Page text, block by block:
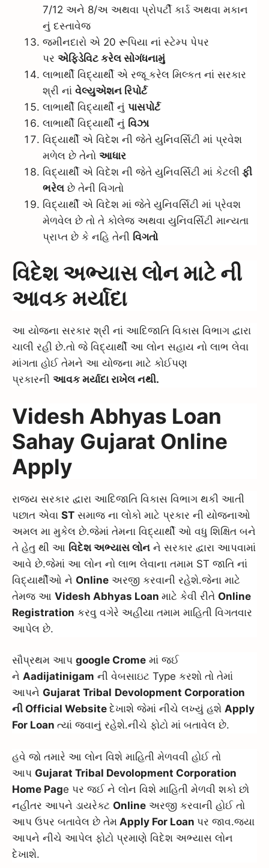
7/12 અને 8/અ અથવા પ્રોપર્ટી કાર્ડ અથવા મકાન
નું દસ્તાવેજ
જમીનદારો એ 20 રૂપિયા નાં સ્ટેમ્પ પેપર
પર એફિડેવિટ કરેલ સોગંધનામું
લાભાર્થી વિદ્યાર્થી એ રજૂ કરેલ મિલ્કત નાં સરકાર
શ્રી નાં વેલ્યુએશન રિપોર્ટ
લાભાર્થી વિદ્યાર્થી નું પાસપોર્ટ
લાભાર્થી વિદ્યાર્થી નું વિઝા
વિદ્યાર્થી એ વિદેશ ની જેતે યુનિવર્સિટી માં પ્રવેશ
મળેલ છે તેનો આધાર
વિદ્યાર્થી એ વિદેશ ની જેતે યુનિવર્સિટી માં કેટલી ફી
ભરેલ છે તેની વિગતો
વિદ્યાર્થી એ વિદેશ માં જેતે યુનિવર્સિટી માં પ્રેવશ
મેળવેલ છે તો તે કોલેજ અથવા યુનિવર્સિટી માન્યતા
પ્રાપ્ત છે કે નહિ તેની વિગતો
વિદેશ અભ્યાસ લોન માટે ની
આવક મર્યાદા
આ યોજના સરકાર શ્રી નાં આદિજાતિ વિકાસ વિભાગ દ્વારા
ચાલી રહી છે.તો જે વિદ્યાર્થી આ લોન સહાય નો લાભ લેવા
માંગતા હોઈ તેમને આ યોજના માટે કોઈપણ
પ્રકારની આવક મર્યાદા રાખેલ નથી.
Videsh Abhyas Loan
Sahay Gujarat Online
Apply
રાજ્ય સરકાર દ્વારા આદિજાતિ વિકાસ વિભાગ થકી આતી
પછાત એવા ST સમાજ ના લોકો માટે પ્રકાર ની યોજનાઓ
અમલ મા મુકેલ છે.જેમાં તેમના વિદ્યાર્થી ઓ વધુ શિક્ષિત બને
તે હેતુ થી આ વિદેશ અભ્યાસ લોન ને સરકાર દ્વારા આપવામાં
આવે છે.જેમાં આ લોન નો લાભ લેવાના તમામ ST જાતિ નાં
વિદ્યાર્થીઓ ને Online અરજી કરવાની રહેશે.જેના માટે
તેમજ આ Videsh Abhyas Loan માટે કેવી રીતે Online
Registration કરવુ વગેરે અહીંયા તમામ માહિતી વિગતવાર
આપેલ છે.
સૌપ્રથમ આપ google Crome માં જઈ
ને Aadijatinigam ની વેબસાઇટ Type કરશો તો તેમાં
આપને Gujarat Tribal Devolopment Corporation
ની Official Website દેખાશે જેમાં નીચે લખ્યું હશે Apply
For Loan ત્યાં જવાનું રહેશે.નીચે ફોટો માં બતાવેલ છે.
હવે જો તમારે આ લોન વિશે માહિતી મેળવવી હોઈ તો
આપ Gujarat Tribal Devolopment Corporation
Home Page પર જઈ ને લોન વિશે માહિતી મેળવી શકો છો
નહીતર આપને ડાયરેક્ટ Online અરજી કરવાની હોઈ તો
આપ ઉપર બતાવેલ છે તેમ Apply For Loan પર જાવ.જ્યા
આપને નીચે આપેલ ફોટો પ્રમાણે વિદેશ અભ્યાસ લોન
દેખાશે.